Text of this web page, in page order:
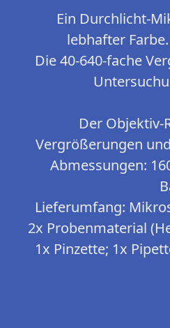
Ein Durchlicht-
lebhafter
Die 40-640-fache
Der Objektiv-
Vergrößerungen
Abmessungen:
Lieferumfang:
2x Probenmaterial
1x Pinzette; 1x